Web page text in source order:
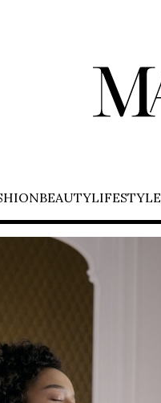
BEAUTYLIFESTYLE